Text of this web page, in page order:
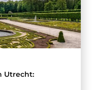
Utrecht: